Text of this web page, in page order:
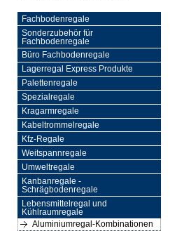
Fachbodenregale
Sonderzubehör für
Fachbodenregale
Büro Fachbodenregale
Lagerregal Express Produkte
Palettenregale
Spezialregale
Kragarmregale
Kabeltrommelregale
Kfz-Regale
Weitspannregale
Umweltregale
Kanbanregale -
Schrägbodenregale
Lebensmittelregal und
Kühlraumregale
Aluminiumregal-Kombinationen